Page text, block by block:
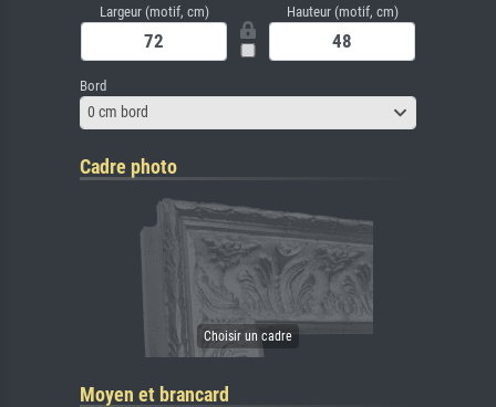
Largeur (motif, cm) Hauteur (motif, cm)
Bord
0 cm bord
Cadre photo
Moyen et brancard